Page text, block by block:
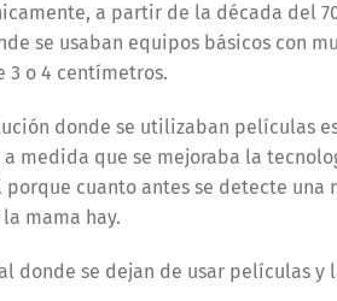
a partir de la década del
se usaban equipos básicos con
3 o 4 centímetros.
donde se utilizaban películas
medida que se mejoraba la
porque cuanto antes se detecte una
mama hay.
donde se dejan de usar películas y